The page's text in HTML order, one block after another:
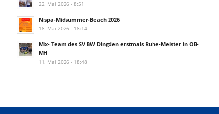
22. Mai 2026 - 8:51
Nispa-Midsummer-Beach 2026
18. Mai 2026 - 18:14
Mix- Team des SV BW Dingden erstmals Ruhe-Meister in OB-
MH
11. Mai 2026 - 18:48